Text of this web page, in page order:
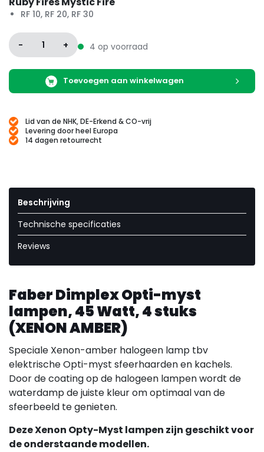
RF 10, RF 20, RF 30
- 1 + 4 op voorraad
Toevoegen aan winkelwagen
Lid van de NHK, DE-Erkend & CO-vrij
Levering door heel Europa
14 dagen retourrecht
Beschrijving
Technische specificaties
Reviews
Faber Dimplex Opti-myst
lampen, 45 Watt, 4 stuks
(XENON AMBER)
Speciale Xenon-amber halogeen lamp tbv
elektrische Opti-myst sfeerhaarden en kachels.
Door de coating op de halogeen lampen wordt de
waterdamp de juiste kleur om optimaal van de
sfeerbeeld te genieten.
Deze Xenon Opty-Myst lampen zijn geschikt voor
de onderstaande modellen.